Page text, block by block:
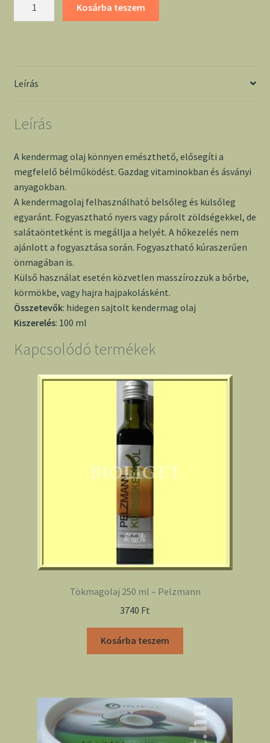
Natura
Kosárba teszem
Leírás
Leírás
A kendermag olaj könnyen emészthető, elősegíti a
megfelelő bélműködést. Gazdag vitaminokban és ásványi
anyagokban.
A kendermagolaj felhasználható belsőleg és külsőleg
egyaránt. Fogyasztható nyers vagy párolt zöldségekkel, de
salátaöntetként is megállja a helyét. A hőkezelés nem
ajánlott a fogyasztása során. Fogyasztható kúraszerűen
önmagában is.
Külső használat esetén közvetlen masszírozzuk a bőrbe,
körmökbe, vagy hajra hajpakolásként.
Összetevők: hidegen sajtolt kendermag olaj
Kiszerelés: 100 ml
Kapcsolódó termékek
Tökmagolaj 250 ml – Pelzmann
3740 Ft
Kosárba teszem